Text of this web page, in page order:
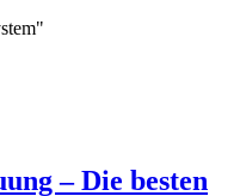
– Die besten